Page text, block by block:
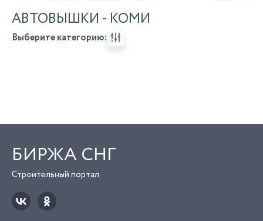
АВТОВЫШКИ - КОМИ
Выберите категорию:
БИРЖА СНГ
Строительный портал